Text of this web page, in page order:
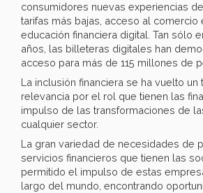
consumidores nuevas experiencias
tarifas más bajas, acceso al comercio
educación financiera digital. Tan sólo
años, las billeteras digitales han
acceso para más de 115 millones de
La inclusión financiera se ha vuelto un
relevancia por el rol que tienen las
impulso de las transformaciones de
cualquier sector.
La gran variedad de necesidades de
servicios financieros que tienen las
permitido el impulso de estas
largo del mundo, encontrando